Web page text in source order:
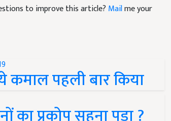
to improve this article? Mailme your
कमाल पहली बार किया